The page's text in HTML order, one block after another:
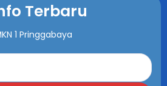
Terbaru
1 Pringgabaya